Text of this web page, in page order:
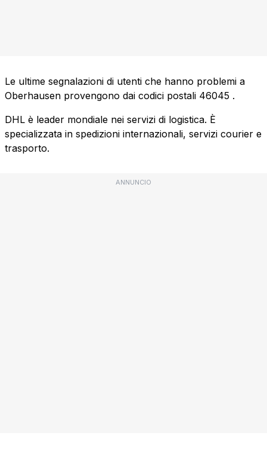
Le ultime segnalazioni di utenti che hanno problemi a
Oberhausen provengono dai codici postali 46045 .
DHL è leader mondiale nei servizi di logistica. È
specializzata in spedizioni internazionali, servizi courier e
trasporto.
ANNUNCIO